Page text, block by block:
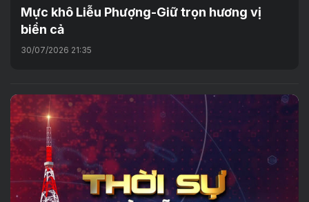
Mực khô Liễu Phượng-Giữ trọn hương vị
biển cả
30/07/2026 21:35